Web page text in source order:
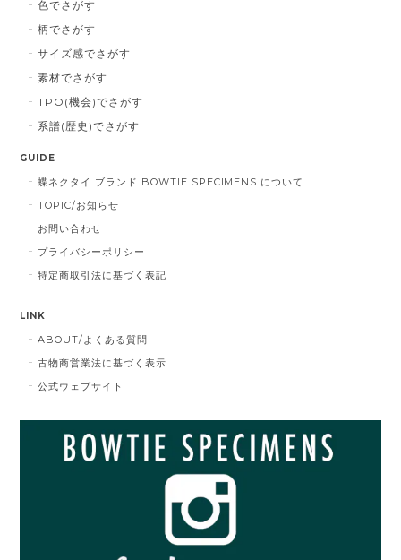
色でさがす
柄でさがす
サイズ感でさがす
素材でさがす
TPO(機会)でさがす
系譜(歴史)でさがす
GUIDE
蝶ネクタイ ブランド BOWTIE SPECIMENS について
TOPIC/お知らせ
お問い合わせ
プライバシーポリシー
特定商取引法に基づく表記
LINK
ABOUT/よくある質問
古物商営業法に基づく表示
公式ウェブサイト